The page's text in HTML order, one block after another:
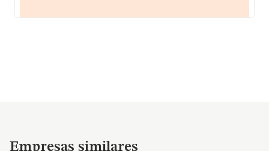
Empresas similares
Empresas similares